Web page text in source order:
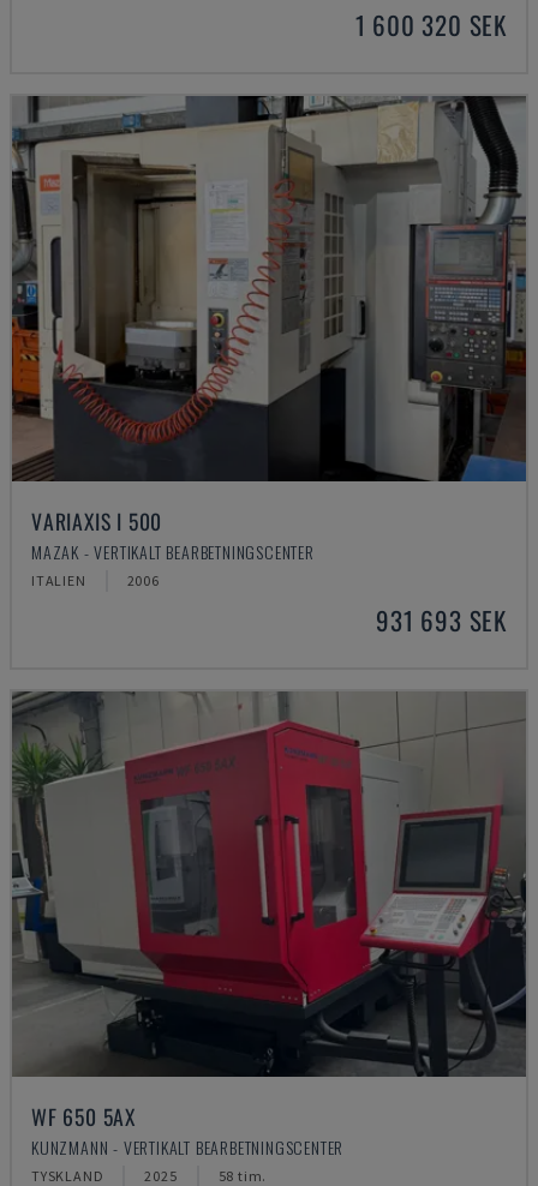
1 600 320 SEK
VARIAXIS I 500
MAZAK - VERTIKALT BEARBETNINGSCENTER
ITALIEN 2006
931 693 SEK
WF 650 5AX
KUNZMANN - VERTIKALT BEARBETNINGSCENTER
TYSKLAND 2025 58 tim.